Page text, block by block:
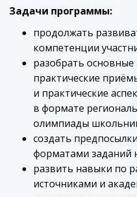
Задачи программы:
продолжать
компетенции
разобрать основные
практические
и практические
в формате
олимпиады
создать
форматами заданий
развить навыки по
источниками и